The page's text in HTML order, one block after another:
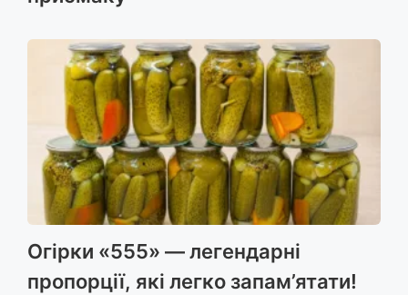
Огірки «555» — легендарні
пропорції, які легко запам’ятати!